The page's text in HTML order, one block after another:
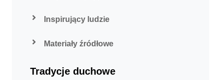
Inspirujący ludzie
Materiały źródłowe
Tradycje duchowe